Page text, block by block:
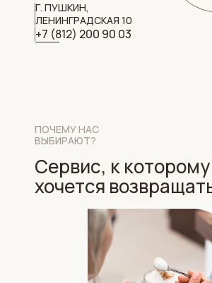
Г. ПУШКИН,
ЛЕНИНГРАДСКАЯ 10
+7 (812) 200 90 03
Сервис, к которому
хочется
ПОЧЕМУ НАС
ВЫБИРАЮТ?